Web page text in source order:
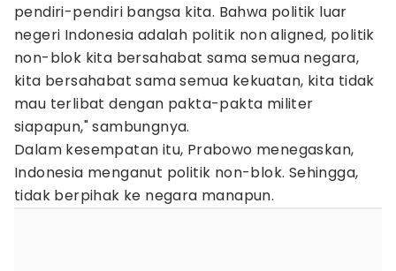
pendiri-pendiri bangsa kita. Bahwa politik luar
negeri Indonesia adalah politik non aligned, politik
non-blok kita bersahabat sama semua negara,
kita bersahabat sama semua kekuatan, kita tidak
mau terlibat dengan pakta-pakta militer
siapapun," sambungnya.
Dalam kesempatan itu, Prabowo menegaskan,
Indonesia menganut politik non-blok. Sehingga,
tidak berpihak ke negara manapun.